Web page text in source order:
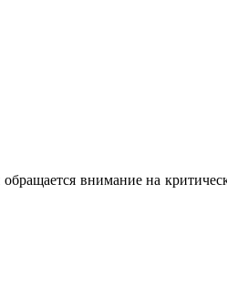
внимание на